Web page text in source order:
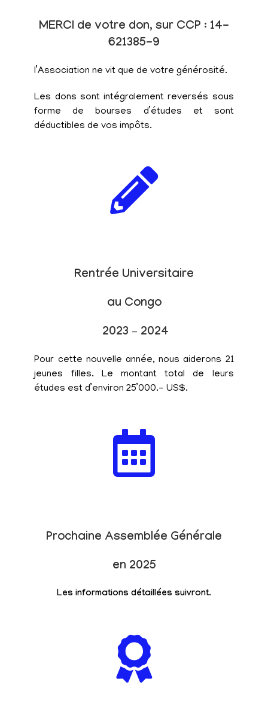
MERCI de votre don, sur CCP : 14-
621385-9
l’Association ne vit que de votre générosité.
Les dons sont intégralement reversés sous
forme de bourses d’études et sont
déductibles de vos impôts.
Rentrée Universitaire
au Congo
2023 – 2024
Pour cette nouvelle année, nous aiderons 21
jeunes filles. Le montant total de leurs
études est d’environ 25’000.- US$.
Prochaine Assemblée Générale
en 2025
Les informations détaillées suivront.